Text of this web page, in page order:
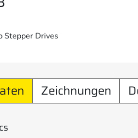
Stepper Drives
Zeichnungen